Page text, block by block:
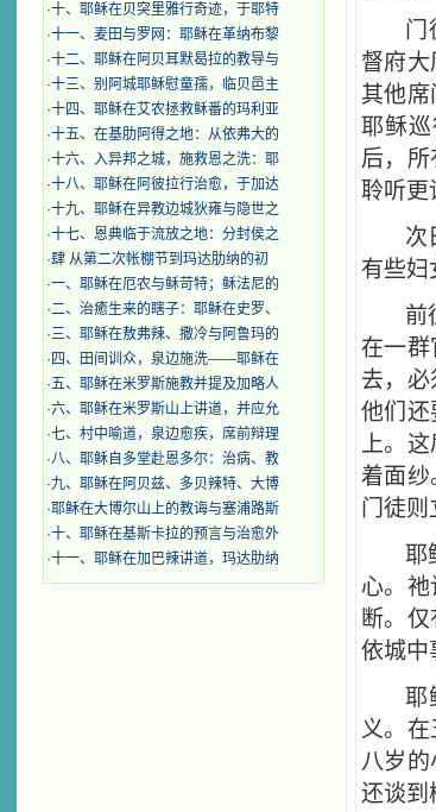
·十、耶稣在贝突里雅行奇迹，于耶特
·十一、麦田与罗网：耶稣在革纳布黎
·十二、耶稣在阿贝耳默曷拉的教导与
·十三、别阿城耶稣慰童孺，临贝邑主
·十四、耶稣在艾农拯救稣番的玛利亚
·十五、在基肋阿得之地：从依弗大的
·十六、入异邦之城，施救恩之洗：耶
·十八、耶稣在阿彼拉行治愈，于加达
·十九、耶稣在异教边城狄雍与隐世之
·十七、恩典临于流放之地：分封侯之
·肆 从第二次帐棚节到玛达肋纳的初
·一、耶稣在厄农与稣苛特；稣法尼的
·二、治癒生来的瞎子：耶稣在史罗、
·三、耶稣在敖弗辣、撒冷与阿鲁玛的
· 四、田间训众，泉边施洗——耶稣在
·五、耶稣在米罗斯施教并提及加略人
·六、耶稣在米罗斯山上讲道，并应允
·七、村中喻道，泉边愈疾，席前辩理
·八、耶稣自多堂赴恩多尔：治病、教
·九、耶稣在阿贝兹、多贝辣特、大博
·耶稣在大博尔山上的教诲与塞浦路斯
·十、耶稣在基斯卡拉的预言与治愈外
·十一、耶稣在加巴辣讲道，玛达肋纳
门
督府
其他席
耶稣
后，
聆听更
次
有些妇
前
在一群
去，必
他们还
上。
着面纱
门徒则
耶
心。祂
断。
依城中
耶
义。
八岁
还谈到